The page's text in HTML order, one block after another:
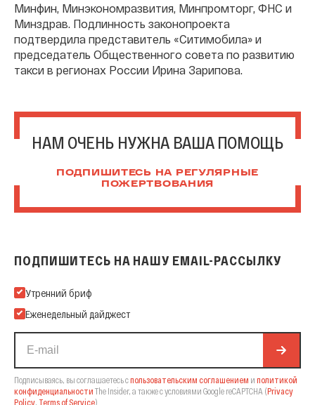
Минфин, Минэкономразвития, Минпромторг, ФНС и
Минздрав. Подлинность законопроекта
подтвердила представитель «Ситимобила» и
председатель Общественного совета по развитию
такси в регионах России Ирина Зарипова.
НАМ ОЧЕНЬ НУЖНА ВАША ПОМОЩЬ
ПОДПИШИТЕСЬ НА РЕГУЛЯРНЫЕ
ПОЖЕРТВОВАНИЯ
ПОДПИШИТЕСЬ НА НАШУ EMAIL-РАССЫЛКУ
Подпишитесь на нашу Email-рассылку
Утренний бриф
Еженедельный дайджест
Подписываясь, вы соглашаетесь спользовательским соглашением и политикой
конфиденциальности The Insider, а также с условиями Google reCAPTCHA (Privacy
Policy Terms of Service).